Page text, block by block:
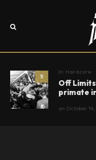
5
In Hardcore
Off
primate
on October 14,